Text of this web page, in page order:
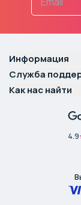
Информация
Служба
Как нас найти
4.9